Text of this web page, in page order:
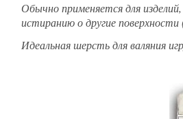
Обычно применяется для
истиранию о другие
Идеальная шерсть для валяния